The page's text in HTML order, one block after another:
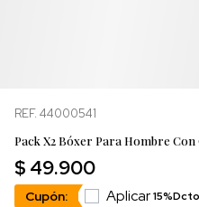
REF. 44000541
Pack X2 Bóxer Para Hombre
$ 49.900
Cupón: Aplicar